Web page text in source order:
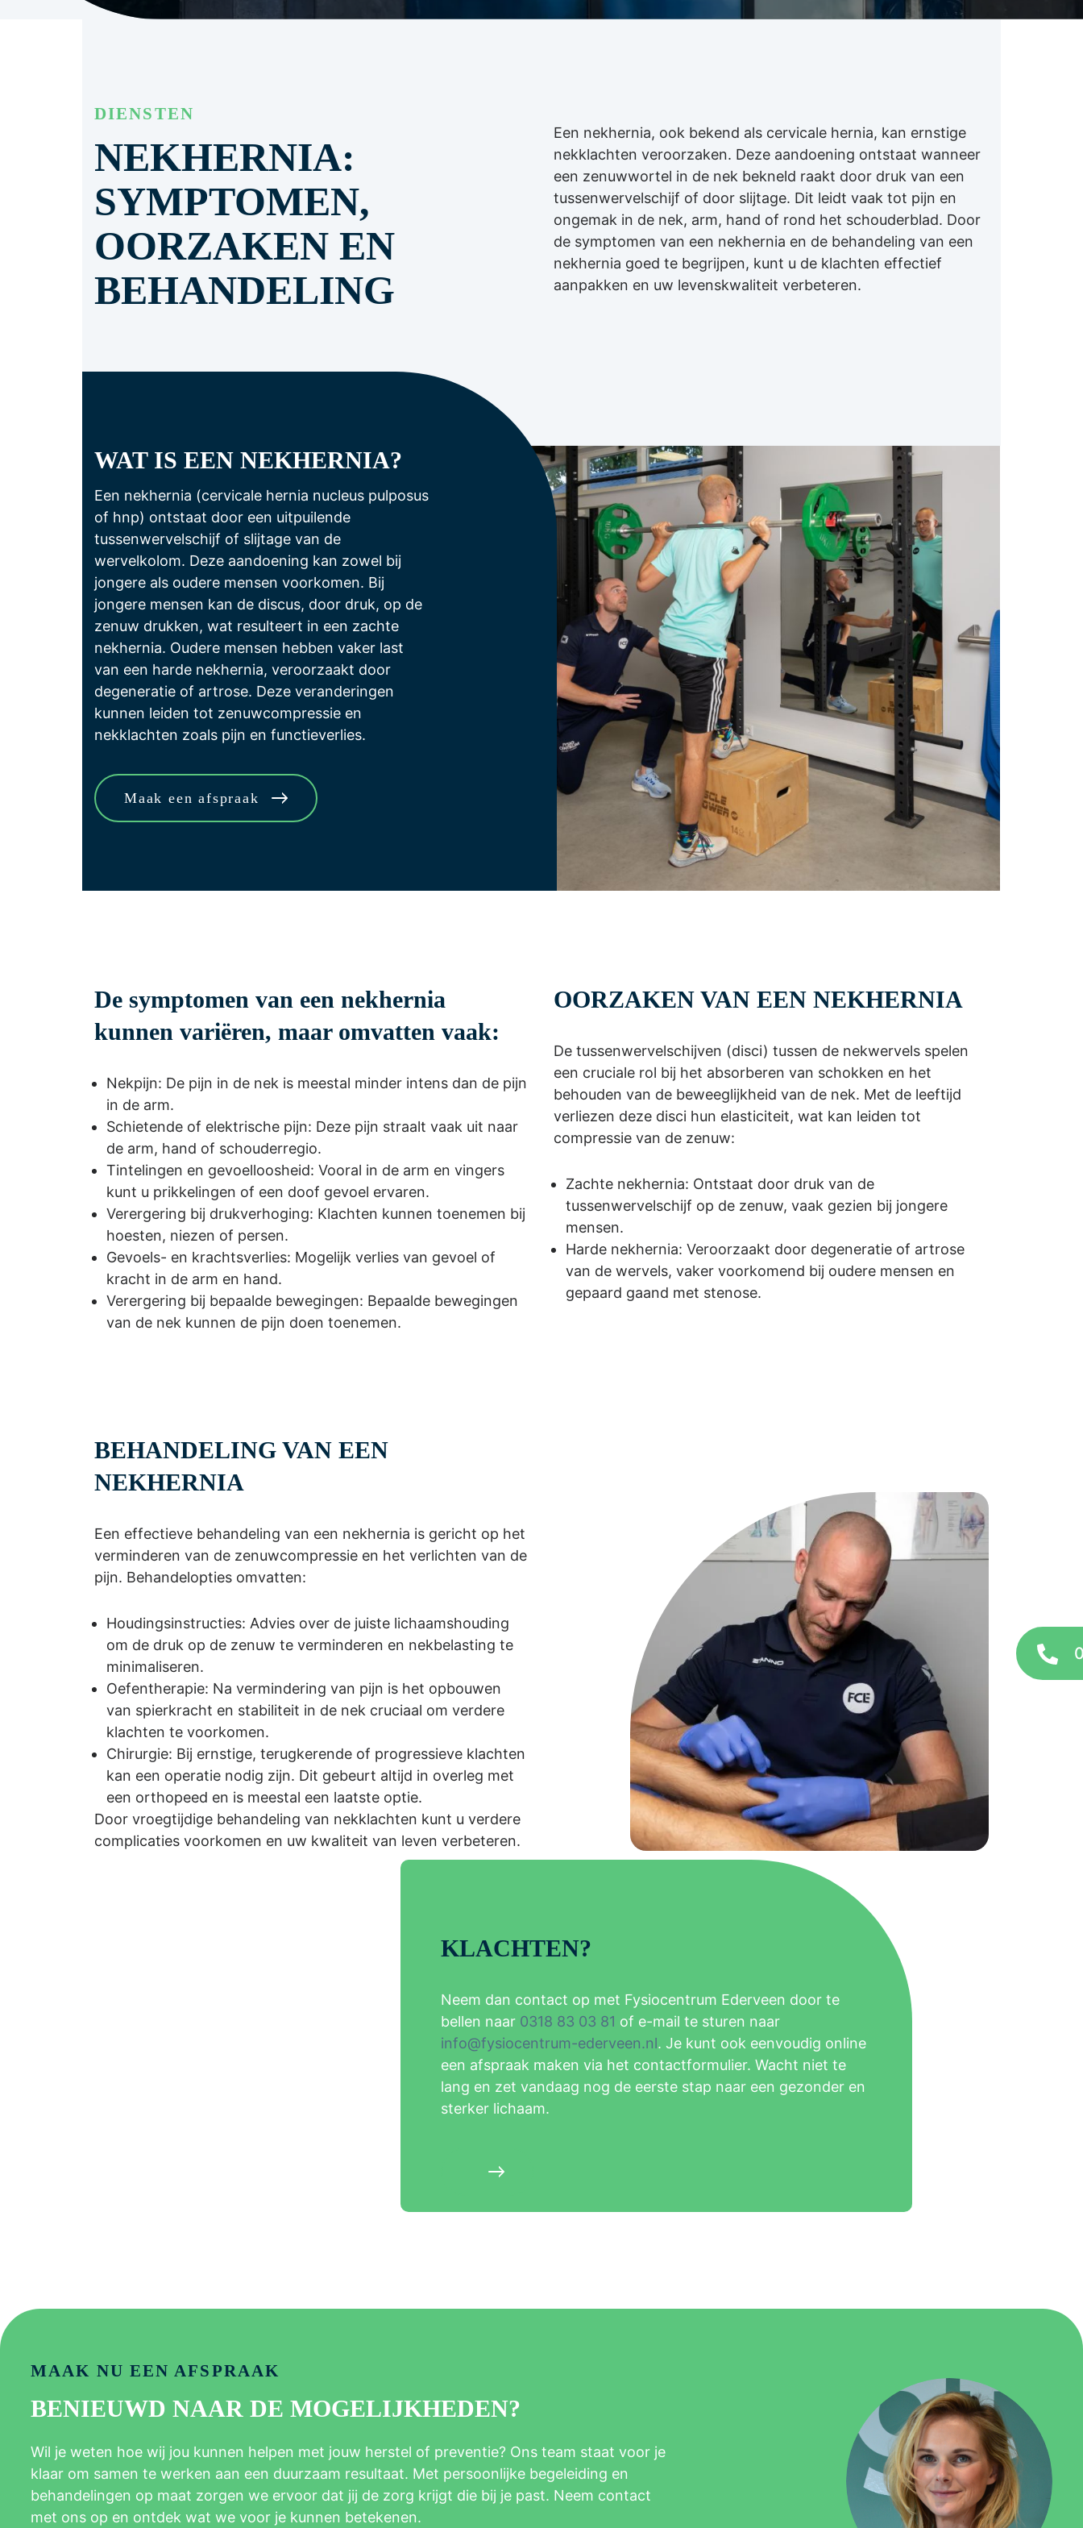
DIENSTEN
NEKHERNIA:
SYMPTOMEN,
OORZAKEN EN
BEHANDELING
Een nekhernia, ook bekend als cervicale hernia, kan ernstige
nekklachten veroorzaken. Deze aandoening ontstaat wanneer
een zenuwwortel in de nek bekneld raakt door druk van een
tussenwervelschijf of door slijtage. Dit leidt vaak tot pijn en
ongemak in de nek, arm, hand of rond het schouderblad. Door
de symptomen van een nekhernia en de behandeling van een
nekhernia goed te begrijpen, kunt u de klachten effectief
aanpakken en uw levenskwaliteit verbeteren.
WAT IS EEN NEKHERNIA?
Een nekhernia (cervicale hernia nucleus pulposus
of hnp) ontstaat door een uitpuilende
tussenwervelschijf of slijtage van de
wervelkolom. Deze aandoening kan zowel bij
jongere als oudere mensen voorkomen. Bij
jongere mensen kan de discus, door druk, op de
zenuw drukken, wat resulteert in een zachte
nekhernia. Oudere mensen hebben vaker last
van een harde nekhernia, veroorzaakt door
degeneratie of artrose. Deze veranderingen
kunnen leiden tot zenuwcompressie en
nekklachten zoals pijn en functieverlies.
Maak een afspraak
De symptomen van een nekhernia
kunnen variëren, maar omvatten vaak:
Nekpijn: De pijn in de nek is meestal minder intens dan de pijn
in de arm.
Schietende of elektrische pijn: Deze pijn straalt vaak uit naar
de arm, hand of schouderregio.
Tintelingen en gevoelloosheid: Vooral in de arm en vingers
kunt u prikkelingen of een doof gevoel ervaren.
Verergering bij drukverhoging: Klachten kunnen toenemen bij
hoesten, niezen of persen.
Gevoels- en krachtsverlies: Mogelijk verlies van gevoel of
kracht in de arm en hand.
Verergering bij bepaalde bewegingen: Bepaalde bewegingen
van de nek kunnen de pijn doen toenemen.
OORZAKEN VAN EEN NEKHERNIA
De tussenwervelschijven (disci) tussen de nekwervels spelen
een cruciale rol bij het absorberen van schokken en het
behouden van de beweeglijkheid van de nek. Met de leeftijd
verliezen deze disci hun elasticiteit, wat kan leiden tot
compressie van de zenuw:
Zachte nekhernia: Ontstaat door druk van de
tussenwervelschijf op de zenuw, vaak gezien bij jongere
mensen.
Harde nekhernia: Veroorzaakt door degeneratie of artrose
van de wervels, vaker voorkomend bij oudere mensen en
gepaard gaand met stenose.
BEHANDELING VAN EEN
NEKHERNIA
Een effectieve behandeling van een nekhernia is gericht op het
verminderen van de zenuwcompressie en het verlichten van de
pijn. Behandelopties omvatten:
Houdingsinstructies: Advies over de juiste lichaamshouding
om de druk op de zenuw te verminderen en nekbelasting te
minimaliseren.
Oefentherapie: Na vermindering van pijn is het opbouwen
van spierkracht en stabiliteit in de nek cruciaal om verdere
klachten te voorkomen.
Chirurgie: Bij ernstige, terugkerende of progressieve klachten
kan een operatie nodig zijn. Dit gebeurt altijd in overleg met
een orthopeed en is meestal een laatste optie.
Door vroegtijdige behandeling van nekklachten kunt u verdere
complicaties voorkomen en uw kwaliteit van leven verbeteren.
KLACHTEN?
Neem dan contact op met Fysiocentrum Ederveen door te
bellen naar 0318 83 03 81 of e-mail te sturen naar
info@fysiocentrum-ederveen.nl. Je kunt ook eenvoudig online
een afspraak maken via het contactformulier. Wacht niet te
lang en zet vandaag nog de eerste stap naar een gezonder en
sterker lichaam.
MAAK NU EEN AFSPRAAK
BENIEUWD NAAR DE MOGELIJKHEDEN?
Wil je weten hoe wij jou kunnen helpen met jouw herstel of preventie? Ons team staat voor je
klaar om samen te werken aan een duurzaam resultaat. Met persoonlijke begeleiding en
behandelingen op maat zorgen we ervoor dat jij de zorg krijgt die bij je past. Neem contact
met ons op en ontdek wat we voor je kunnen betekenen.